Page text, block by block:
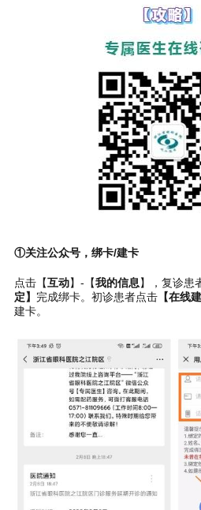
①关注公众号，绑卡/建卡
点击【互动】-【我的信息】，复诊患
定】 完成绑卡。初诊患者点击【在线建
建卡。